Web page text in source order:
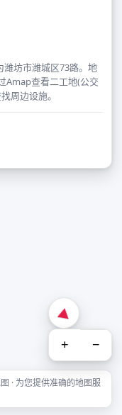
潍坊市潍城区73路。地
Amap查看二工地(公交
周边设施。
+ −
· 为您提供准确的地图服